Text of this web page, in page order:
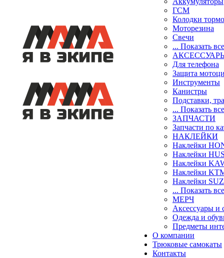
ГСМ
Колодки
Моторезина
Свечи
... Показать все
Для телефона
Защита
Инструменты
Канистры
Подставки,
... Показать все
ЗАПЧАСТИ
Запчасти по
НАКЛЕЙКИ
Наклейки
Наклейки
Наклейки
Наклейки
Наклейки
... Показать все
МЕРЧ
Аксессуары и
Одежда и
Предметы
О компании
Трюковые самокаты
Контакты